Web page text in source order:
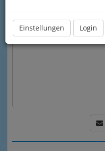
Einstellungen Login